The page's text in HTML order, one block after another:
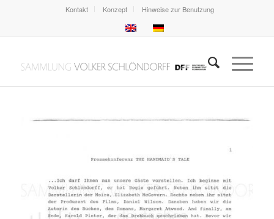
Kontakt Konzept Hinweise zur Benutzung